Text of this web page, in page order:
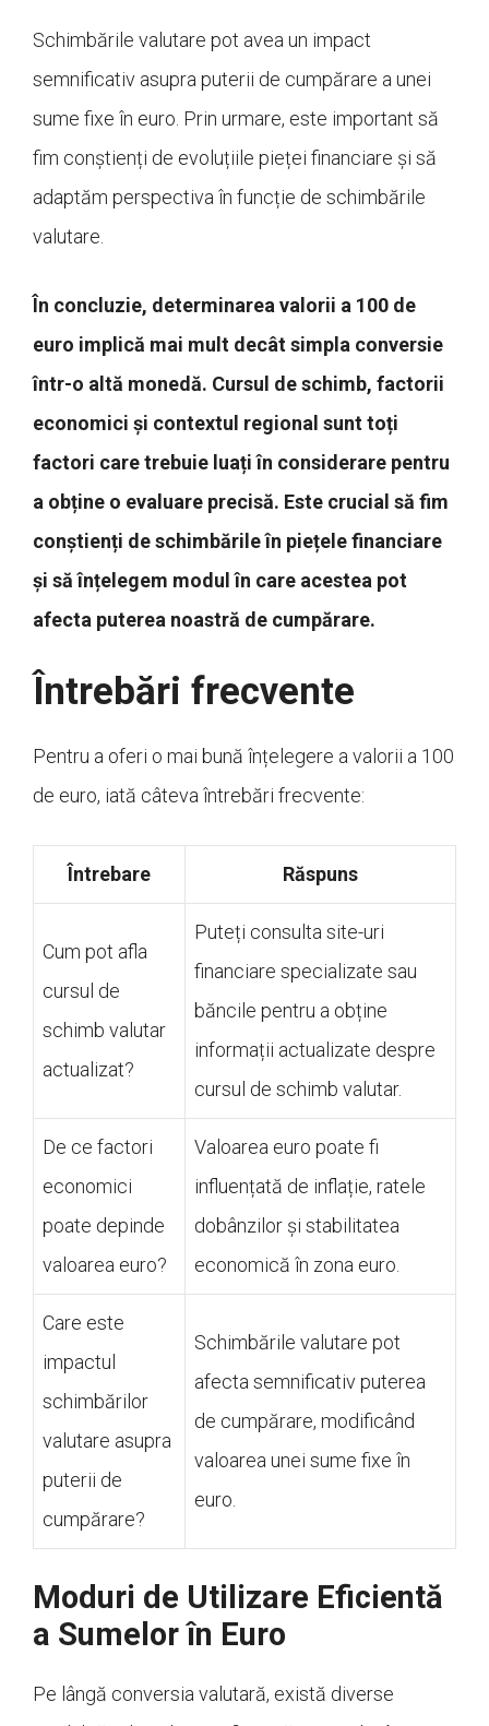
Schimbările valutare pot avea un impact
semnificativ asupra puterii de cumpărare a unei
sume fixe în euro. Prin urmare, este important să
fim conștienți de evoluțiile pieței financiare și să
adaptăm perspectiva în funcție de schimbările
valutare.
În concluzie, determinarea valorii a 100 de
euro implică mai mult decât simpla conversie
într-o altă monedă. Cursul de schimb, factorii
economici și contextul regional sunt toți
factori care trebuie luați în considerare pentru
a obține o evaluare precisă. Este crucial să fim
conștienți de schimbările în piețele financiare
și să înțelegem modul în care acestea pot
afecta puterea noastră de cumpărare.
Întrebări frecvente
Pentru a oferi o mai bună înțelegere a valorii a 100
de euro, iată câteva întrebări frecvente:
Întrebare Răspuns
Cum pot afla
cursul de
schimb valutar
actualizat?
Puteți consulta site-uri
financiare specializate sau
băncile pentru a obține
informații actualizate despre
cursul de schimb valutar.
De ce factori
economici
poate depinde
valoarea euro?
Valoarea euro poate fi
influențată de inflație, ratele
dobânzilor și stabilitatea
economică în zona euro.
Care este
impactul
schimbărilor
valutare asupra
puterii de
cumpărare?
Schimbările valutare pot
afecta semnificativ puterea
de cumpărare, modificând
valoarea unei sume fixe în
euro.
Moduri de Utilizare Eficientă
a Sumelor în Euro
Pe lângă conversia valutară, există diverse